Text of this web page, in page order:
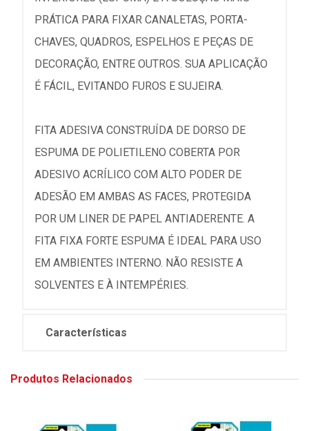
PRÁTICA PARA FIXAR CANALETAS, PORTA-
CHAVES, QUADROS, ESPELHOS E PEÇAS DE
DECORAÇÃO, ENTRE OUTROS. SUA APLICAÇÃO
É FÁCIL, EVITANDO FUROS E SUJEIRA.
FITA ADESIVA CONSTRUÍDA DE DORSO DE
ESPUMA DE POLIETILENO COBERTA POR
ADESIVO ACRÍLICO COM ALTO PODER DE
ADESÃO EM AMBAS AS FACES, PROTEGIDA
POR UM LINER DE PAPEL ANTIADERENTE. A
FITA FIXA FORTE ESPUMA É IDEAL PARA USO
EM AMBIENTES INTERNO. NÃO RESISTE A
SOLVENTES E À INTEMPÉRIES.
Características
Produtos Relacionados